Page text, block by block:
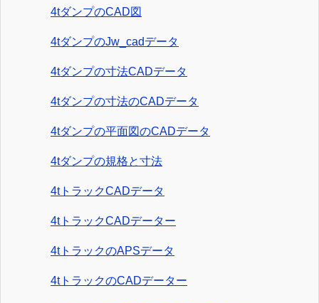
4tダンプのCAD図
4tダンプのJw_cadデータ
4tダンプの寸法CADデータ
4tダンプの寸法のCADデータ
4tダンプの平面図のCADデータ
4tダンプの規格と寸法
4tトラックCADデータ
4tトラックCADデーター
4tトラックのAPSデータ
4tトラックのCADデーター